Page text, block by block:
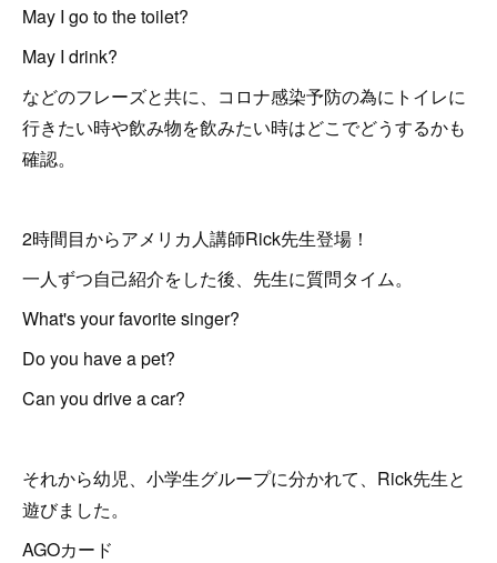
May I go to the toilet?
May I drink?
などのフレーズと共に、コロナ感染予防の為にトイレに
行きたい時や飲み物を飲みたい時はどこでどうするかも
確認。
2時間目からアメリカ人講師Rick先生登場！
一人ずつ自己紹介をした後、先生に質問タイム。
What's your favorite singer?
Do you have a pet?
Can you drive a car?
それから幼児、小学生グループに分かれて、Rick先生と
遊びました。
AGOカード